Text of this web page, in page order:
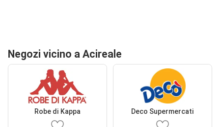
Negozi vicino a Acireale
Robe di Kappa Deco Supermercati